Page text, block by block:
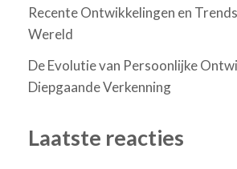
Recente Ontwikkelingen en
Wereld
De Evolutie van Persoonlijke
Diepgaande Verkenning
Laatste reacties